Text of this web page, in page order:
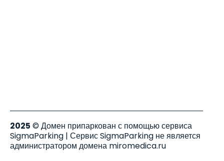
2025 © Домен припаркован с помощью сервиса
SigmaParking | Сервис SigmaParking не является
администратором домена miromedica.ru